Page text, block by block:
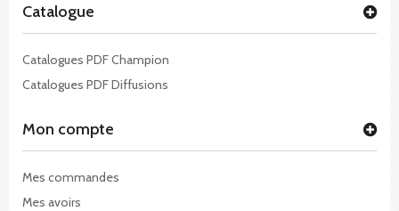
Catalogue
Catalogues PDF Champion
Catalogues PDF Diffusions
Mon compte
Mes commandes
Mes avoirs